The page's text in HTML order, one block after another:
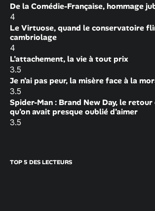
De la Comédie-Française, hommage
4
Le Virtuose, quand le conservatoire
cambriolage
4
L’attachement, la vie à tout prix
3.5
Je n’ai pas peur, la misère face à la
3.5
Spider-Man : Brand New Day, le retour
qu’on avait presque oublié d’aimer
3.5
TOP 5 DES LECTEURS